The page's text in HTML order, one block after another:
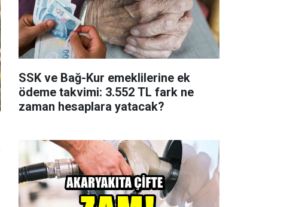
SSK ve Bağ-Kur emeklilerine ek
ödeme takvimi: 3.552 TL fark ne
zaman hesaplara yatacak?